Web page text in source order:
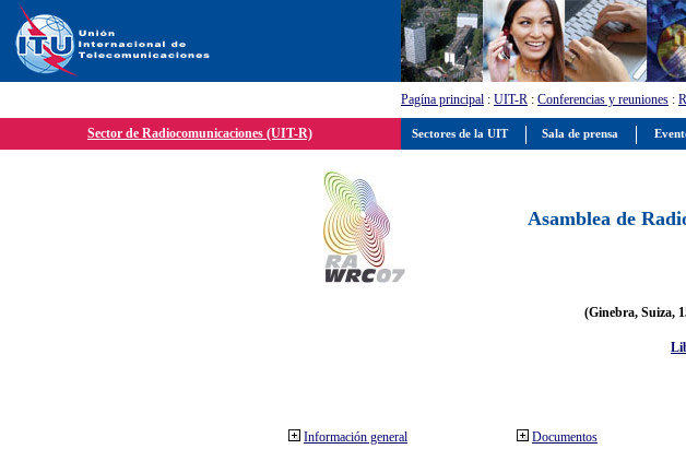
Pagína principal : UIT-R : Conferencias y reuniones :
Sector de Radiocomunicaciones (UIT-R)
Asamblea de
(Ginebra, Suiza,
Información general Documentos
Sectores de la UIT Sala de prensa